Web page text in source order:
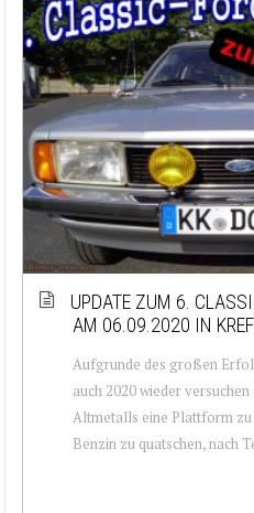
UPDATE ZUM 6.
AM 06.09.2020 IN
Aufgrunde des großen
auch 2020 wieder
Altmetalls eine Plattform
Benzin zu quatschen, nach